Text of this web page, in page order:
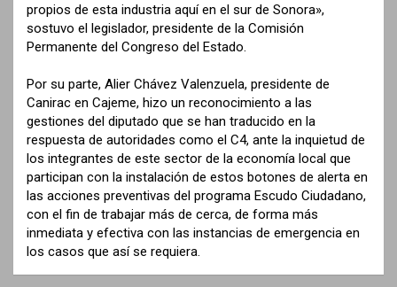
propios de esta industria aquí en el sur de Sonora»,
sostuvo el legislador, presidente de la Comisión
Permanente del Congreso del Estado.
Por su parte, Alier Chávez Valenzuela, presidente de
Canirac en Cajeme, hizo un reconocimiento a las
gestiones del diputado que se han traducido en la
respuesta de autoridades como el C4, ante la inquietud de
los integrantes de este sector de la economía local que
participan con la instalación de estos botones de alerta en
las acciones preventivas del programa Escudo Ciudadano,
con el fin de trabajar más de cerca, de forma más
inmediata y efectiva con las instancias de emergencia en
los casos que así se requiera.